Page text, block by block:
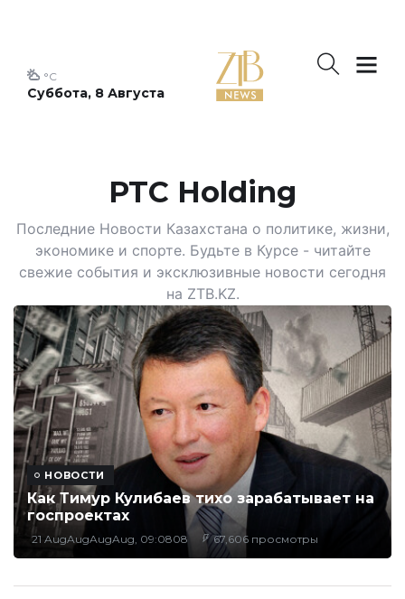
Суббота, 8 Августа
°C
PTC Holding
Последние Новости Казахстана о политике, жизни,
экономике и спорте. Будьте в Курсе - читайте
свежие события и эксклюзивные новости сегодня
на ZTB.KZ.
НОВОСТИ
Как Тимур Кулибаев тихо зарабатывает на
госпроектах
21 AugAugAugAug, 09:0808 67,606 просмотры